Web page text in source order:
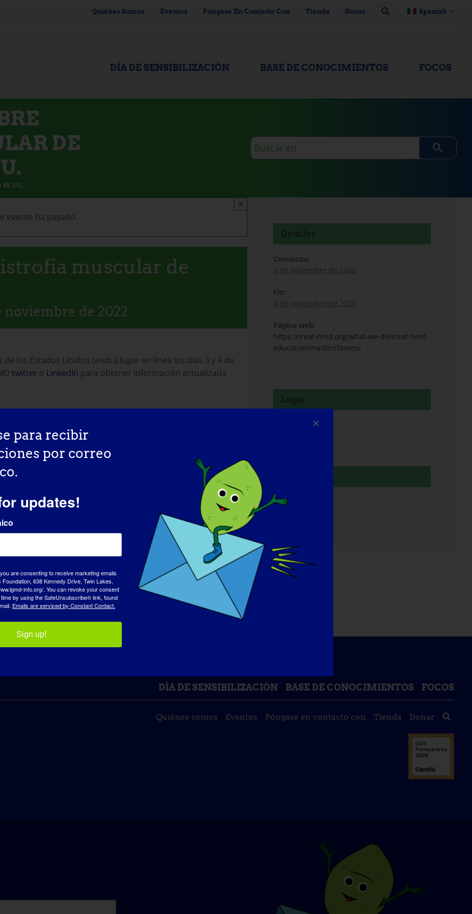
Quiénes Somos Eventos Póngase En Contacto Con Tienda Donar Spanish
DÍA DE SENSIBILIZACIÓN BASE DE CONOCIMIENTOS FOCOS
DE
Consulta
de
evento ha pasado.
×
muscular de
noviembre de 2022
los Estados Unidos tendrá lugar en línea los días 3 y 4 de
twitter o LinkedIn para obtener información actualizada
LinkedInWhatsApp
Tumblr Pinterest
Vk Xing
Correo
electrónico
Conferencia Internacional TREAT-NMD
Detalles
Comienza:
3 de noviembre de 2022
Fin:
4 de noviembre de 2022
Página web:
https://treat-nmd.org/what-we-do/treat-nmd-
education/masterclasses/
Lugar
TREAT-NMD
DÍA DE SENSIBILIZACIÓN BASE DE CONOCIMIENTOS FOCOS
Quiénes somos Eventos Póngase en contacto con Tienda Donar
para recibir
por correo
updates!
are consenting to receive marketing emails
638 Kennedy Drive, Twin Lakes,
info.org/. You can revoke your consent
by using the SafeUnsubscribe® link, found
Emails are serviced by Constant Contact.
Sign up!